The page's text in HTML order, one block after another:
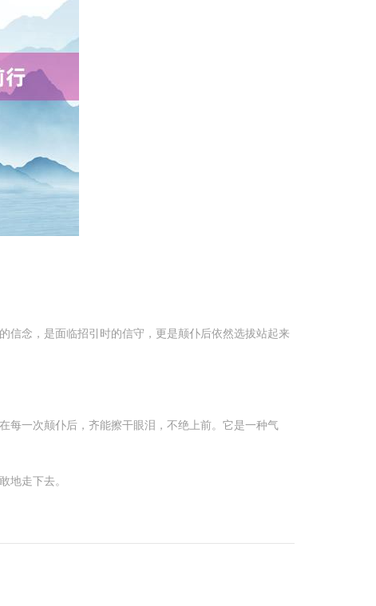
信念，是面临招引时的信守，更是颠仆后依然选拔站起来
每一次颠仆后，齐能擦干眼泪，不绝上前。它是一种气
地走下去。